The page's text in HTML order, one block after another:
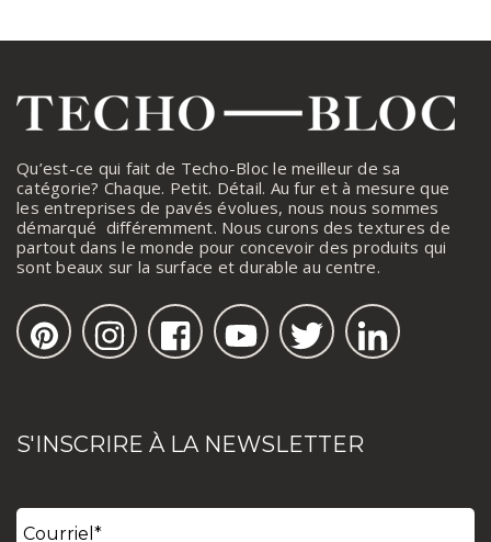
Qu’est-ce qui fait de Techo-Bloc le meilleur de sa
catégorie? Chaque. Petit. Détail. Au fur et à mesure que
les entreprises de pavés évolues, nous nous sommes
démarqué différemment. Nous curons des textures de
partout dans le monde pour concevoir des produits qui
sont beaux sur la surface et durable au centre.
S'INSCRIRE À LA NEWSLETTER